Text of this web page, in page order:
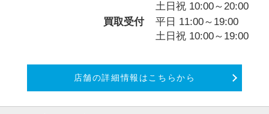
土日祝 10:00～20:00
買取受付
平日 11:00～19:00
土日祝 10:00～19:00
店舗の詳細情報はこちらから